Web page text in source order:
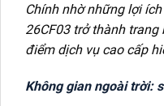
Chính nhờ những lợi
26CF03 trở thành
điểm dịch vụ cao cấp
Không gian ngoài trời: